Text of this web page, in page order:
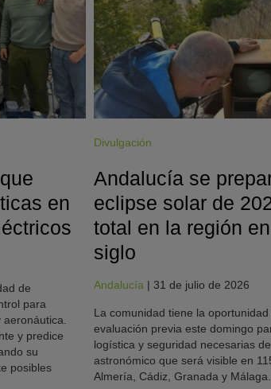
en
de
para
aeronáutica.
y predice
su
posibles
Divulgación
Andalucía se
eclipse solar de
total en la región
siglo
Andalucía| 31 de julio de 2026
La comunidad tiene la
evaluación previa este domingo
logística y seguridad necesarias
astronómico que será visible en
Almería, Cádiz, Granada y Málaga.